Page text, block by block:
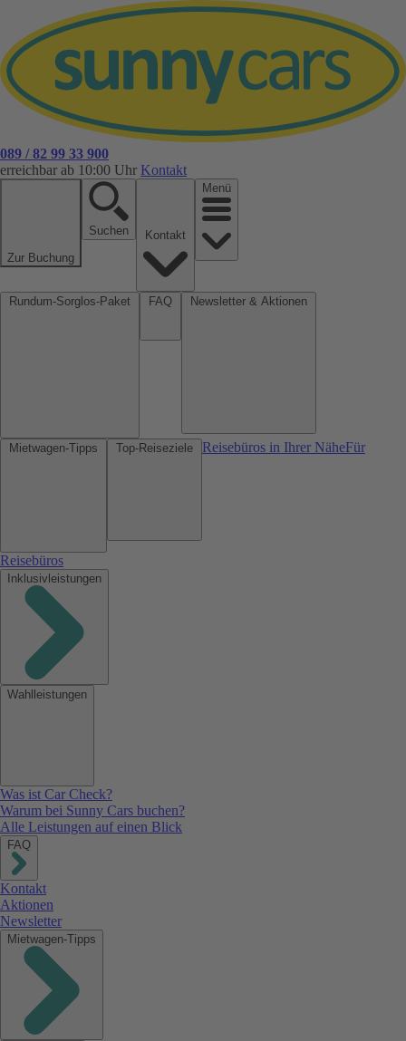
089 / 82 99 33 900
erreichbar ab 10:00 Uhr Kontakt
Zur Buchung
Suchen
Menü
Reisebüros in Ihrer NäheFür
Reisebüros
Inklusivleistungen
Wahlleistungen
Was ist Car Check?
Warum bei Sunny Cars buchen?
Alle Leistungen auf einen Blick
FAQ
Kontakt
Aktionen
Newsletter
Mietwagen-Tipps